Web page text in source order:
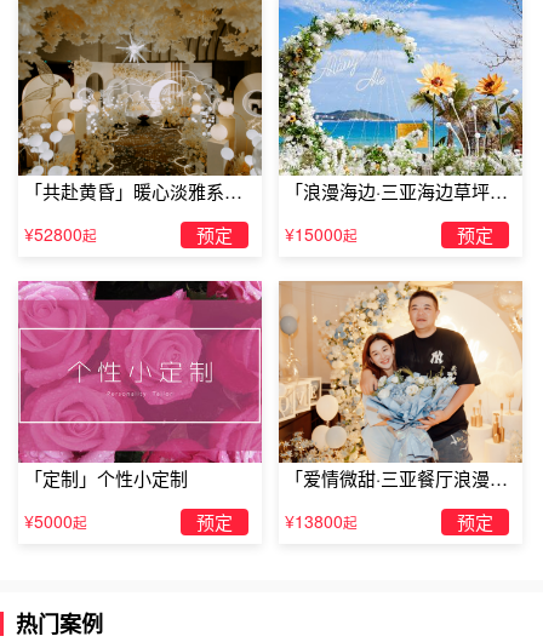
彰化(彰化县)全最浪漫的地方鹿港文武庙
鹿港文武庙位于街尾里青云路，是以文开书院居左、文祠居
中、武庙居右，三个体组成，故统称为“文武庙”或俗称“文
祠”。文祠原先的主祀为文昌帝君，从祀天聋地哑，配祀魁
星帝君和孔子。日据时期大正年重修之后，改主祀为五文昌
帝君和孔子画像，而左右又配祀着天聋和地哑。由鹿港同知
薛志亮率地方士绅陈士陶等人捐资倡建。列为第三级古迹。
全最浪漫的地方等内容，你是否有了解了呢？当然如果大家
想要一场更加浪漫的策划或者布置也可以随时与我们的官网
客服进行在线沟通了解哦！
「共赴黄昏」暖心淡雅系求
¥52800起 预定
「浪漫海边·三亚海边草坪浪
¥15000起 预定
「定制」个性小定制
¥5000起 预定
「爱情微甜·三亚餐厅浪漫求
婚」
¥13800起 预定
热门案例